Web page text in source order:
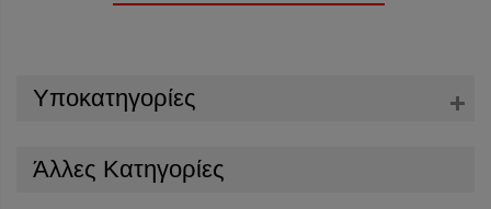
Υποκατηγορίες
Άλλες Κατηγορίες